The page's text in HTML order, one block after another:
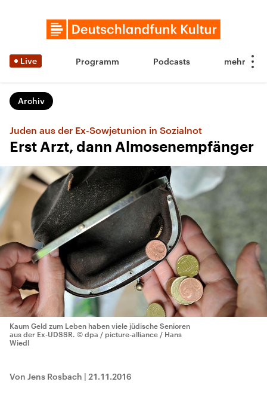
Live Programm Podcasts
Archiv
Juden aus der Ex-Sowjetunion in Sozialnot
Erst Arzt, dann Almosenempfänger
Kaum Geld zum Leben haben viele jüdische Senioren
aus der Ex-UDSSR. © dpa / picture-alliance / Hans
Wiedl
Von Jens Rosbach | 21.11.2016